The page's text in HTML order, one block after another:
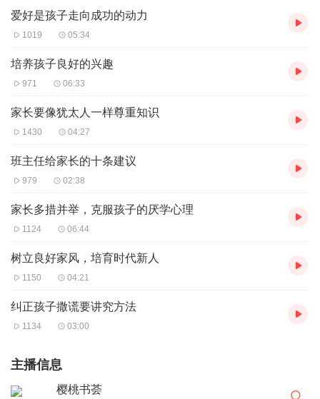
爱好是孩子走向成功的动力
1019 05:34
培养孩子良好的兴趣
971 06:33
家长要像犹太人一样尊重知识
1430 04:27
班主任给家长的十条建议
979 02:38
家长多措并举，克服孩子的厌学心理
1124 06:44
树立良好家风，培育时代新人
1150 04:21
纠正孩子撒谎要讲究方法
1134 03:00
主播信息
樱桃书荟